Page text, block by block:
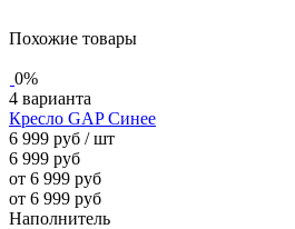
Похожие товары
0%
4 варианта
Кресло GAP Синее
6 999 руб / шт
6 999 руб
от 6 999 руб
от 6 999 руб
Наполнитель